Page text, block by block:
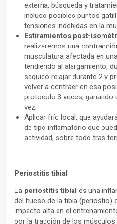
externa, búsqueda y
incluso posibles puntos
tensiones indebidas en la
Estiramientos post-
realizaremos una
musculatura afectada en
tendiendo al alargamiento,
seguido relajar durante 2 y
volver a contraer en esa
protocolo 3 veces, ganando
vez.
Aplicar frío local, que
de tipo inflamatorio que
actividad, sobre todo tras
Periostitis tibial
La periostitis tibial es una
del hueso de la tibia (periostio)
impacto alta en el
por la tracción de los